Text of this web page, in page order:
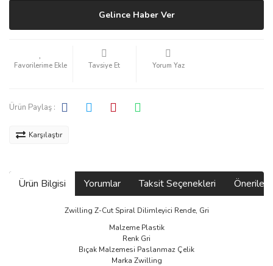
Gelince Haber Ver
Tavsiye Et Yorum Yaz
Ürün Paylaş :
Karşılaştır
Ürün Bilgisi Yorumlar Taksit Seçenekleri
Zwilling Z-Cut Spiral Dilimleyici Rende, Gri
Malzeme Plastik
Renk Gri
Bıçak Malzemesi Paslanmaz Çelik
Marka Zwilling